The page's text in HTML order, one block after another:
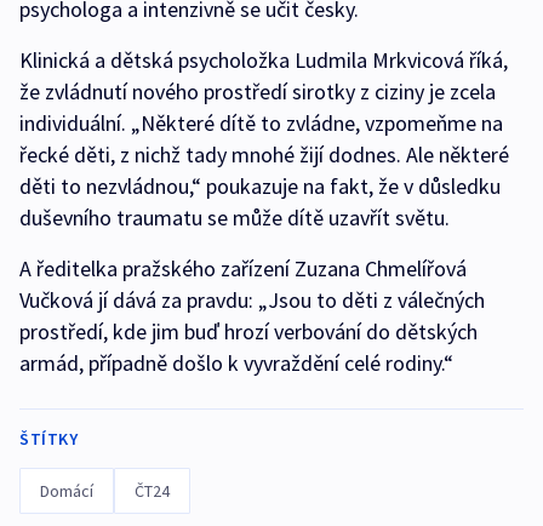
psychologa a intenzivně se učit česky.
Klinická a dětská psycholožka Ludmila Mrkvicová říká,
že zvládnutí nového prostředí sirotky z ciziny je zcela
individuální. „Některé dítě to zvládne, vzpomeňme na
řecké děti, z nichž tady mnohé žijí dodnes. Ale některé
děti to nezvládnou,“ poukazuje na fakt, že v důsledku
duševního traumatu se může dítě uzavřít světu.
A ředitelka pražského zařízení Zuzana Chmelířová
Vučková jí dává za pravdu: „Jsou to děti z válečných
prostředí, kde jim buď hrozí verbování do dětských
armád, případně došlo k vyvraždění celé rodiny.“
ŠTÍTKY
Domácí ČT24